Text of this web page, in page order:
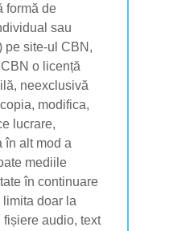
formă de
sau
pe site-ul CBN,
o licență
neexclusivă
modifica,
lucrare,
în alt mod a
mediile
în continuare
limita doar la
audio, text